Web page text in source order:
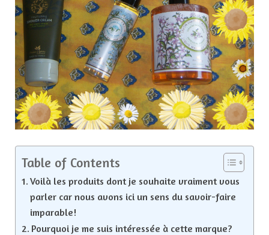
Table of Contents
Voilà les produits dont je souhaite vraiment vous
parler car nous avons ici un sens du savoir-faire
imparable!
Pourquoi je me suis intéressée à cette marque?